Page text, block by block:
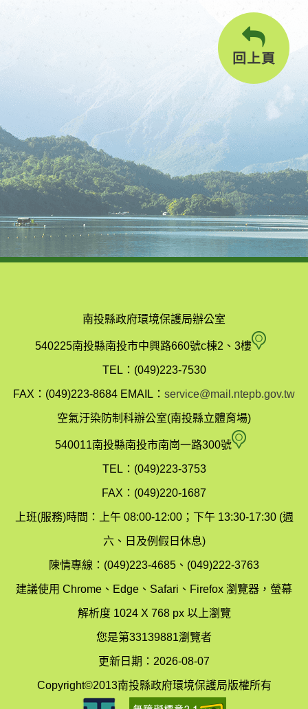
回上頁
南投縣政府環境保護局辦公室
540225南投縣南投市中興路660號c棟2、3樓 南
縣
保
局
圖
TEL：(049)223-7530
FAX：(049)223-8684 EMAIL： service@mail.ntepb.gov.tw
空氣汙染防制科辦公室(南投縣立體育場)
540011南投縣南投市南崗一路300號 空
染
制
科
(南
TEL：(049)223-3753
FAX：(049)220-1687
上班(服務)時間：上午 08:00-12:00；下午 13:30-17:30 (週
六、日及例假日休息)
陳情專線：(049)223-4685、(049)222-3763
建議使用 Chrome、Edge、Safari、Firefox 瀏覽器，螢幕
解析度 1024 X 768 px 以上瀏覽
您是第33139881瀏覽者
更新日期：2026-08-07
Copyright©2013南投縣政府環境保護局版權所有